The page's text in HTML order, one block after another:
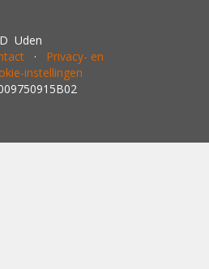
Uden
· Privacy- en
instellingen